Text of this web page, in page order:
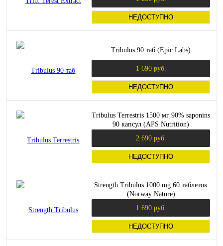
НЕДОСТУПНО
Tribulus 90 таб (Epic Labs)
1 690 руб.
НЕДОСТУПНО
Tribulus Terrestris 1500 мг 90% saponins
90 капсул (APS Nutrition)
2 690 руб.
НЕДОСТУПНО
Strength Tribulus 1000 mg 60 таблеток
(Norway Nature)
1 690 руб.
НЕДОСТУПНО